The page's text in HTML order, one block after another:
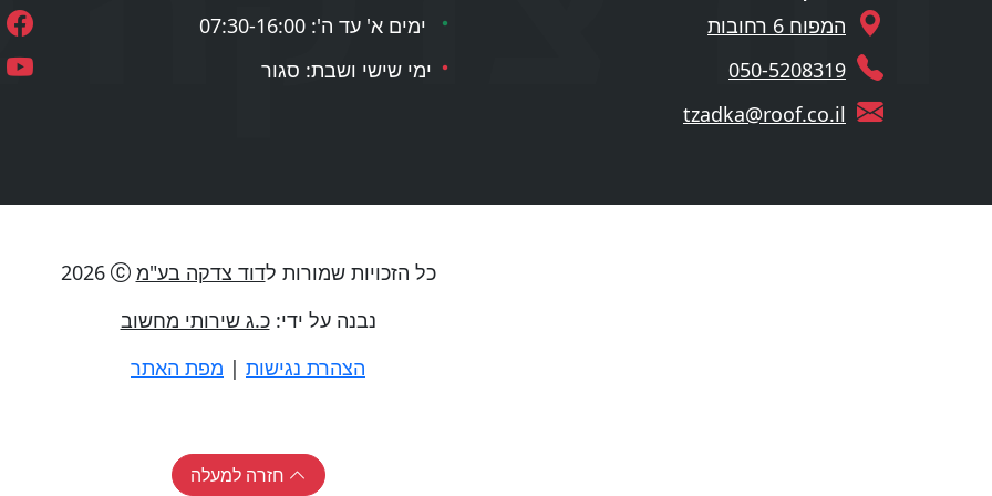
המפוח 6 רחובות
050-5208319
tzadka@roof.co.il
ימים א' עד ה': 07:30-16:00
ימי שישי ושבת: סגור
כל הזכויות שמורות לדוד צדקה בע"מ
2026
נבנה על ידי:כ.ג שירותי מחשוב
הצהרת נגישות | מפת האתר
חזרה למעלה